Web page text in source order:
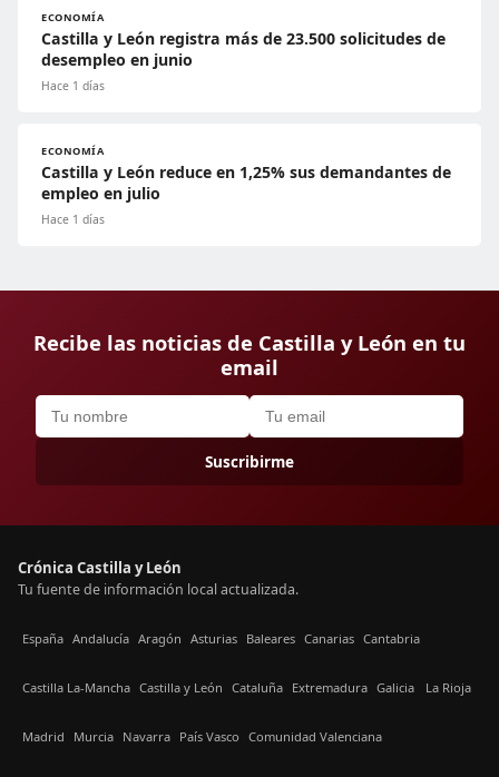
ECONOMÍA
Castilla y León registra más de 23.500 solicitudes de
desempleo en junio
Hace 1 días
ECONOMÍA
Castilla y León reduce en 1,25% sus demandantes de
empleo en julio
Hace 1 días
Recibe las noticias de Castilla y León en tu
email
Suscribirme
Crónica Castilla y León
Tu fuente de información local actualizada.
España Andalucía Aragón Asturias Baleares Canarias Cantabria
Castilla La-Mancha Castilla y León Cataluña Extremadura Galicia La Rioja
Madrid Murcia Navarra País Vasco Comunidad Valenciana